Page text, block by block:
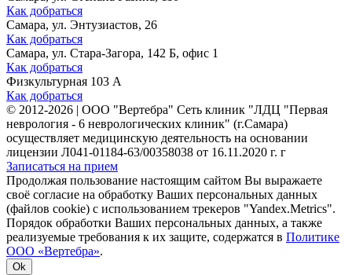
Как добраться
Самара, ул. Энтузиастов, 26
Как добраться
Самара, ул. Стара-Загора, 142 Б, офис 1
Как добраться
Физкультурная 103 А
Как добраться
© 2012-2026 | ООО "Вертебра" Сеть клиник "ЛДЦ "Первая
неврология - 6 неврологических клиник" (г.Самара)
осуществляет медицинскую деятельность на основании
лицензии Л041-01184-63/00358038 от 16.11.2020 г. г
Записаться на прием
Продолжая пользование настоящим сайтом Вы выражаете
своё согласие на обработку Ваших персональных данных
(файлов cookie) с использованием трекеров "Yandex.Metrics".
Порядок обработки Ваших персональных данных, а также
реализуемые требования к их защите, содержатся в Политике
ООО «Вертебра».
Ok